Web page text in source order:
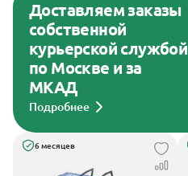
Доставляем заказы
собственной
курьерской службой
по Москве и за
МКАД
Подробнее
6 месяцев